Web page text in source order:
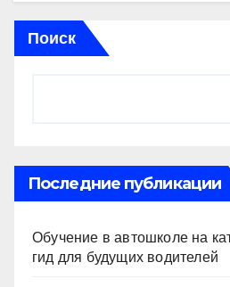
at
s
A
e
er n
ki
Поиск
Последние публикации
Обучение в автошколе на
гид для будущих водителей